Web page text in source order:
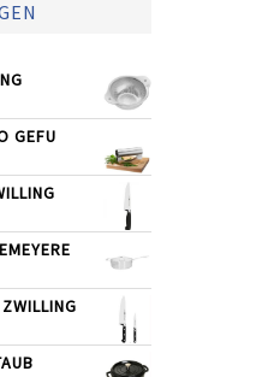
GEFU